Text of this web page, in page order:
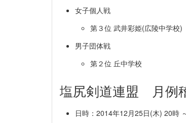
女子個人戦
第３位 武井彩姫(広陵中学校)
男子団体戦
第２位 丘中学校
塩尻剣道連盟 月例
日時：2014年12月25日(木) 20時